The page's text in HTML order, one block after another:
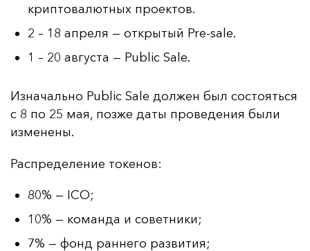
криптовалютных проектов.
2 – 18 апреля — открытый Pre-sale.
1 – 20 августа — Public Sale.
Из­на­чаль­но Public Sale дол­жен был сос­то­ять­ся
с 8 по 25 мая, поз­же да­ты про­ве­де­ния бы­ли
из­ме­не­ны.
Рас­пре­де­ле­ние то­ке­нов:
80% — ICO;
10% — команда и советники;
7% — фонд раннего развития;